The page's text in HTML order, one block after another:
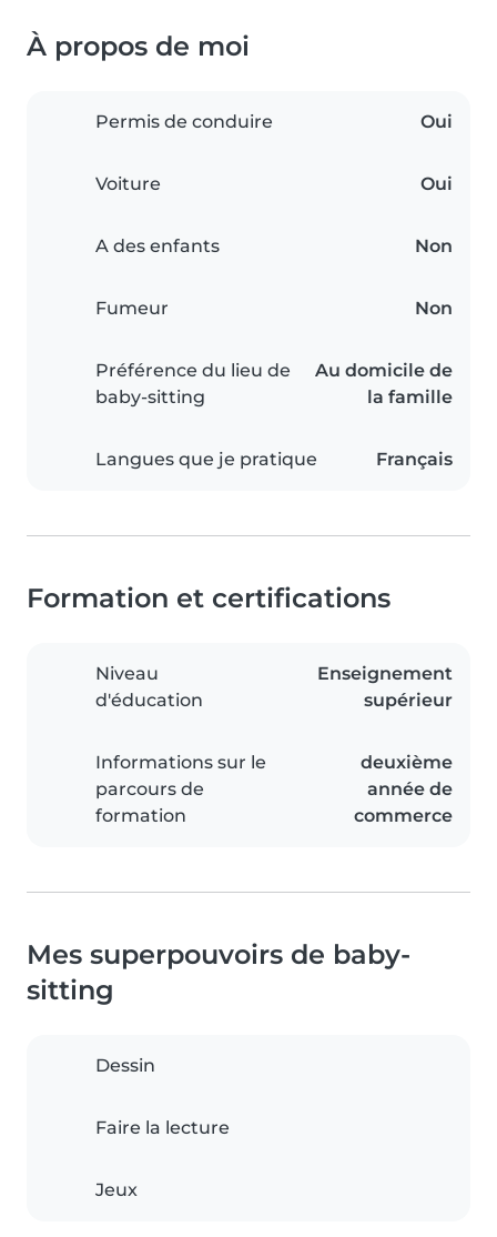
À propos de moi
Permis de conduire Oui
Voiture Oui
A des enfants Non
Fumeur Non
Préférence du lieu de
baby-sitting
Au domicile de
la famille
Langues que je pratique Français
Formation et certifications
Niveau
d'éducation
Enseignement
supérieur
Informations sur le
parcours de
formation
deuxième
année de
commerce
Mes superpouvoirs de baby-
sitting
Dessin
Faire la lecture
Jeux